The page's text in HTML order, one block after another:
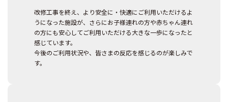
改修工事を終え、より安全に・快適にご利用いただけるよ
うになった施設が、さらにお子様連れの方や赤ちゃん連れ
の方にも安心してご利用いただける大きな一歩になったと
感じています。
今後のご利用状況や、皆さまの反応を感じるのが楽しみで
す。